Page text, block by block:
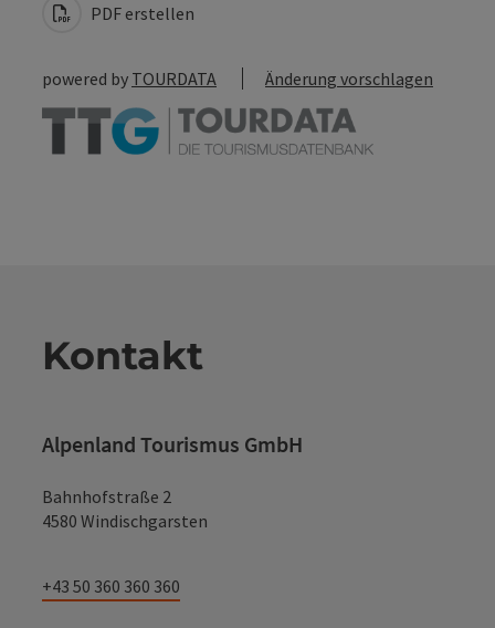
PDF erstellen
powered by TOURDATA Änderung vorschlagen
Kontakt
Alpenland Tourismus GmbH
Bahnhofstraße 2
4580 Windischgarsten
+43 50 360 360 360